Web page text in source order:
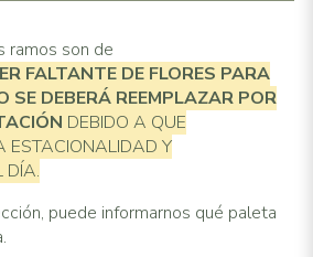
ramos son de
FALTANTE DE FLORES PARA
SE DEBERÁ REEMPLAZAR POR
DEBIDO A QUE
ESTACIONALIDAD Y
DÍA.
puede informarnos qué paleta